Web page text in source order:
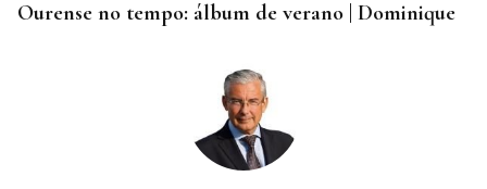
Ourense no tempo: álbum de verano | Dominique